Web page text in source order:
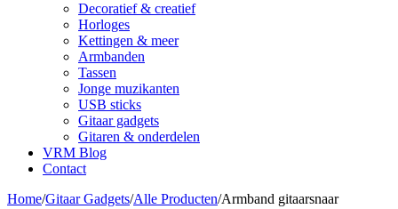
Decoratief & creatief
Horloges
Kettingen & meer
Armbanden
Tassen
Jonge muzikanten
USB sticks
Gitaar gadgets
Gitaren & onderdelen
VRM Blog
Contact
Home/Gitaar Gadgets/Alle Producten/Armband gitaarsnaar